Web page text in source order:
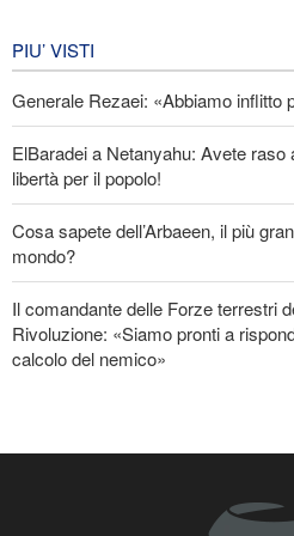
PIU’ VISTI
Generale Rezaei: «Abbiamo inflitto
ElBaradei a Netanyahu: Avete
libertà per il popolo!
Cosa sapete dell’Arbaeen, il più
mondo?
Il comandante delle Forze terrestri
Rivoluzione: «Siamo pronti a
calcolo del nemico»